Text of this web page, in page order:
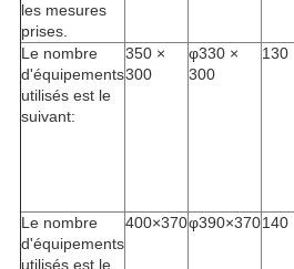
les mesures
prises.
Le nombre
d'équipements
utilisés est le
suivant:
350 ×
300
φ330 ×
300
130
Le nombre
d'équipements
utilisés est le
400×370φ390×370140